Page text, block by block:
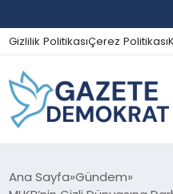
Gizlilik PolitikasıÇerez Politikası
GÜNDEM
Ana Sayfa Gündem